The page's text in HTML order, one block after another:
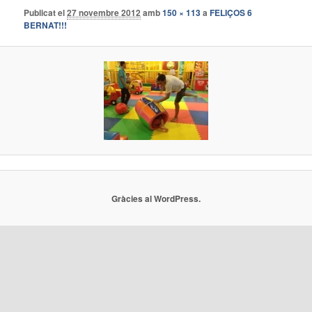
Publicat el27 novembre 2012 amb150 × 113aFELIÇOS 6
BERNAT!!!
Gràcies al WordPress.